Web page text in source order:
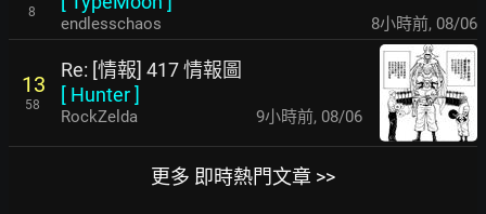
8
endlesschaos 8小時前, 08/06
13
58
Re: [情報] 417 情報圖
[ Hunter]
RockZelda 9小時前, 08/06
更多 即時熱門文章 >>